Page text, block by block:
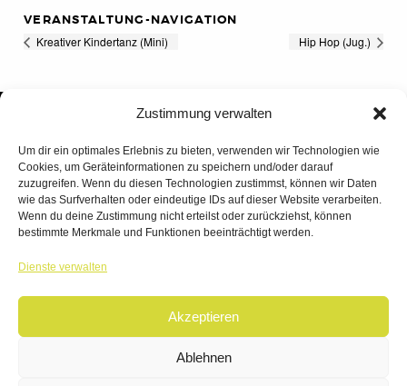
Zustimmung verwalten
Um dir ein optimales Erlebnis zu bieten, verwenden wir Technologien wie
Cookies, um Geräteinformationen zu speichern und/oder darauf
zuzugreifen. Wenn du diesen Technologien zustimmst, können wir Daten
wie das Surfverhalten oder eindeutige IDs auf dieser Website verarbeiten.
Wenn du deine Zustimmung nicht erteilst oder zurückziehst, können
bestimmte Merkmale und Funktionen beeinträchtigt werden.
Dienste verwalten
Akzeptieren
Ablehnen
VERANSTALTUNG-NAVIGATION
Kreativer Kindertanz (Mini) Hip Hop (Jug.)
© 2026 | TANZWERK
DATENSCHUTZ